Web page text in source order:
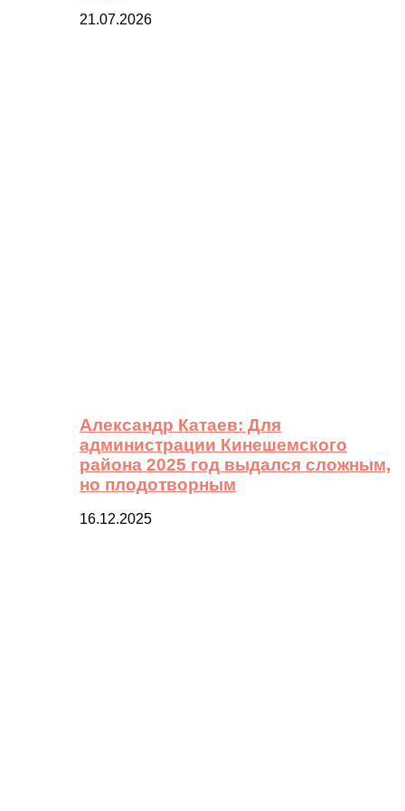
21.07.2026
Александр Катаев: Для
администрации Кинешемского
района 2025 год выдался сложным,
но плодотворным
16.12.2025